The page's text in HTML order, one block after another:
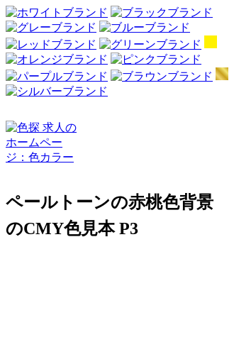
ペールトーンの赤桃色背景
のCMY色見本 P3